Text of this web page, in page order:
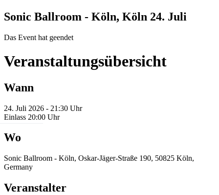
Sonic Ballroom - Köln, Köln 24. Juli
Das Event hat geendet
Veranstaltungsübersicht
Wann
24. Juli 2026 - 21:30 Uhr
Einlass 20:00 Uhr
Wo
Sonic Ballroom - Köln, Oskar-Jäger-Straße 190, 50825 Köln,
Germany
Veranstalter